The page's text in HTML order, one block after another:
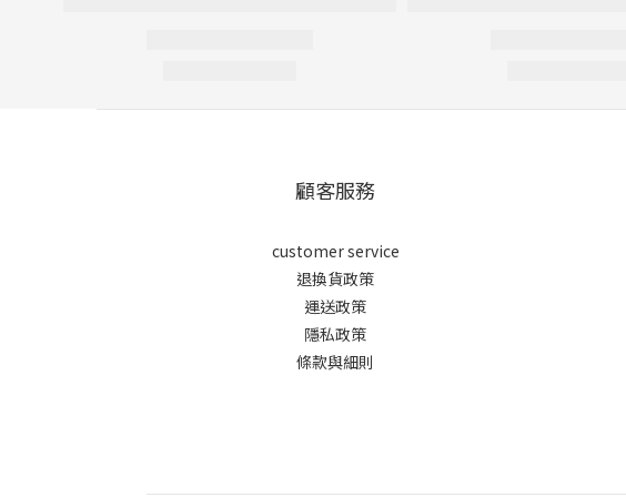
顧客服務
customer service
退換貨政策
運送政策
隱私政策
條款與細則